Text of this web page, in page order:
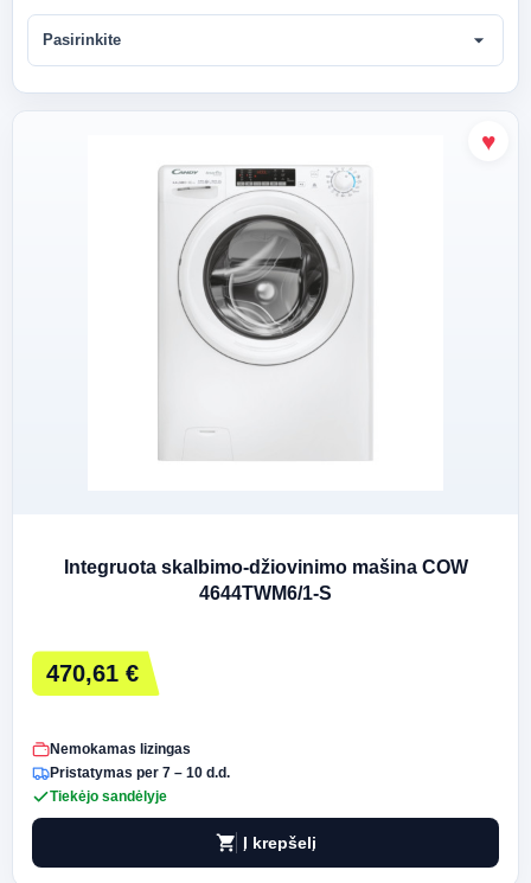
Pasirinkite arrow_drop_down
Integruota skalbimo-džiovinimo mašina COW
4644TWM6/1-S
470,61 €
Nemokamas lizingas
Pristatymas per 7 – 10 d.d.
Tiekėjo sandėlyje
shopping_cart Į krepšelį